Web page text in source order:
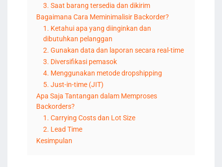
3. Saat barang tersedia dan dikirim
Bagaimana Cara Meminimalisir Backorder?
1. Ketahui apa yang diinginkan dan
dibutuhkan pelanggan
2. Gunakan data dan laporan secara real-time
3. Diversifikasi pemasok
4. Menggunakan metode dropshipping
5. Just-in-time (JIT)
Apa Saja Tantangan dalam Memproses
Backorders?
1. Carrying Costs dan Lot Size
2. Lead Time
Kesimpulan